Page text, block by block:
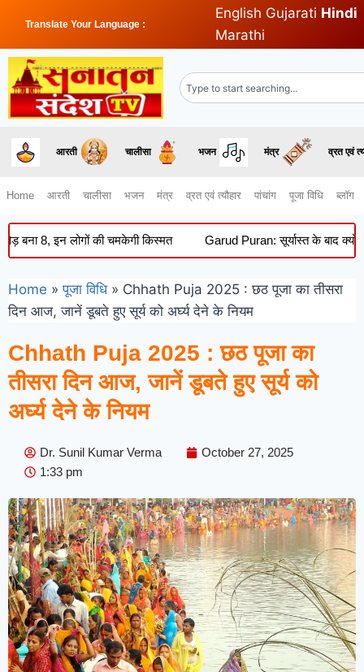
Translate Your Language :
English Gujarati Hindi
Marathi
आरती चालीसा भजन मंत्र व्रत एवं
Home आरती चालीसा भजन मंत्र व्रत एवं त्यौहार पांचांग पूजा विधि ब्लॉग
इन लोगों की चमकेगी किस्मत Garud Puran: सूर्यास्त के बाद क्यों नहीं
Home » पूजा विधि » Chhath Puja 2025 : छठ पूजा का तीसरा
दिन आज, जानें डूबते हुए सूर्य को अर्घ्य देने के नियम
Chhath Puja 2025 : छठ पूजा का
तीसरा दिन आज, जानें डूबते हुए सूर्य को
अर्घ्य देने के नियम
Dr. Sunil Kumar Verma
October 27, 2025
1:33 pm